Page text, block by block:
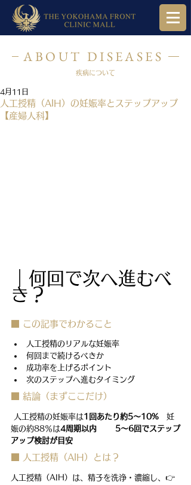
ABOUT DISEASES
疾病について
人工授精（AIH）の妊娠率とステップアップ
【産婦人科】
4月11日
｜何回で次へ進むべ
き？
■ この記事でわかること
人工授精のリアルな妊娠率
何回まで続けるべきか
成功率を上げるポイント
次のステップへ進むタイミング
■ 結論（まずここだけ）
人工授精の妊娠率は1回あたり約5〜10% 妊
娠の約88％は4周期以内
5〜6回でステップ
アップ検討が目安
■ 人工授精（AIH）とは？
人工授精（AIH）は、精子を洗浄・濃縮し、👉